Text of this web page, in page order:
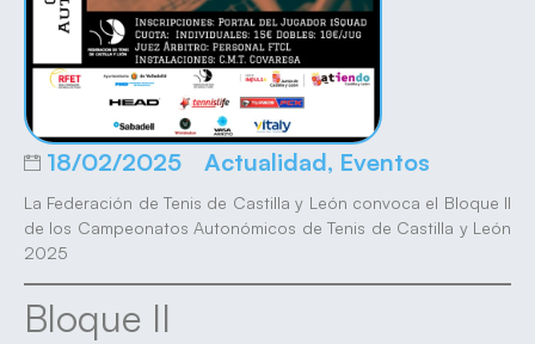
18/02/2025 Actualidad, Eventos
La Federación de Tenis de Castilla y León convoca el Bloque II
de los Campeonatos Autonómicos de Tenis de Castilla y León
2025
Bloque II